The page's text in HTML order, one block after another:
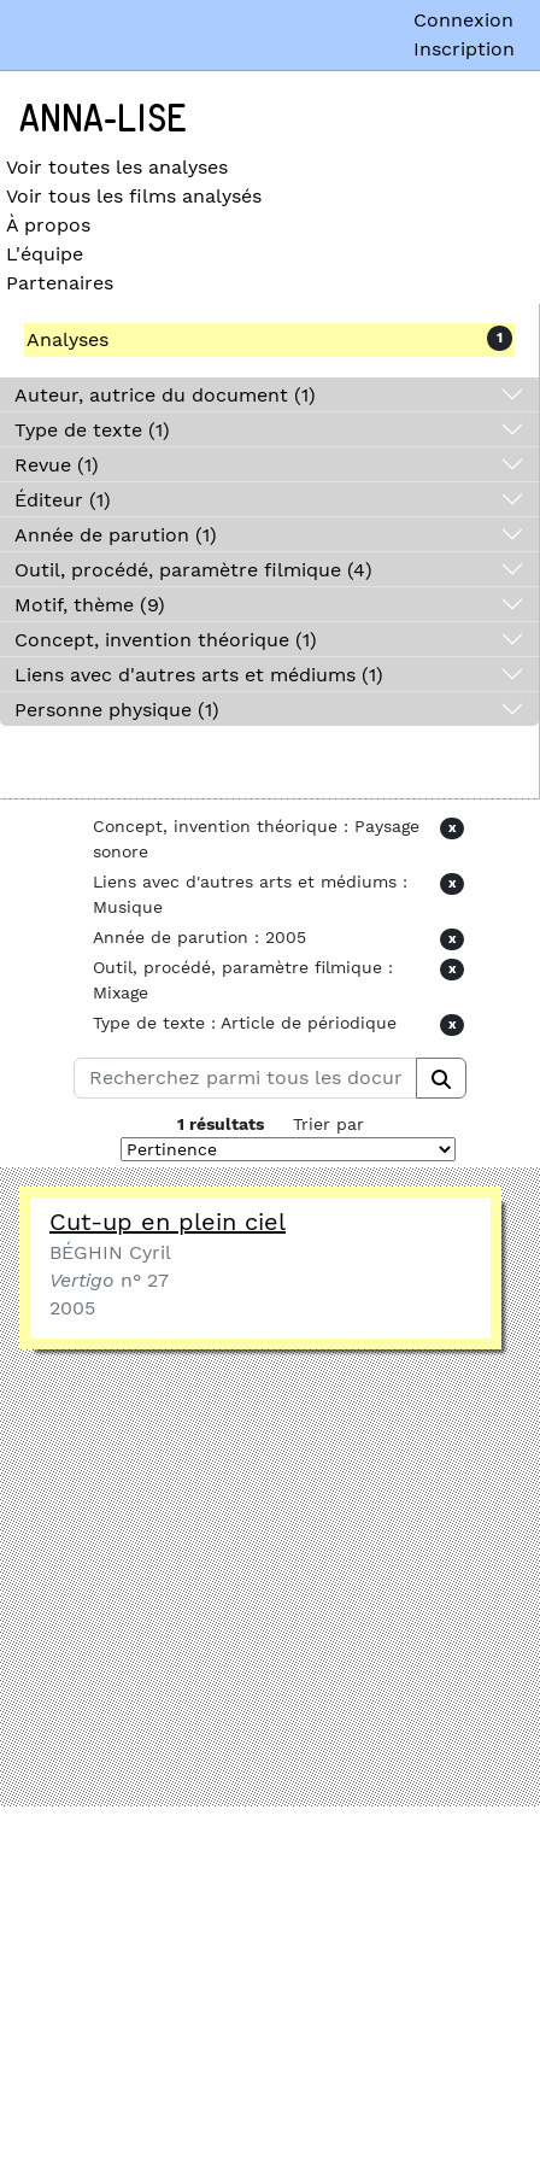
ANNA-LISE
Voir toutes les analyses
Voir tous les films analysés
À propos
L'équipe
Partenaires
Connexion
Inscription
Analyses 1
Auteur, autrice du document (1)
Type de texte (1)
Revue (1)
Éditeur (1)
Année de parution (1)
Outil, procédé, paramètre filmique (4)
Motif, thème (9)
Concept, invention théorique (1)
Liens avec d'autres arts et médiums (1)
Personne physique (1)
Concept, invention théorique : Paysage
sonore
x
Liens avec d'autres arts et médiums :
Musique
x
Année de parution : 2005 x
Outil, procédé, paramètre filmique :
Mixage
x
Type de texte : Article de périodique x
1 résultats Trier par
Cut-up en plein ciel
BÉGHIN Cyril
Vertigo n° 27
2005